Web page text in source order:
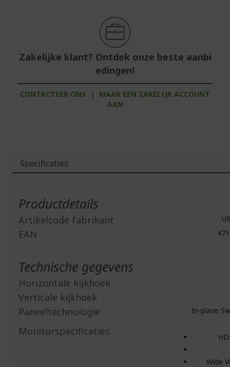
Zakelijke klant? Ontdek onze beste aanbi
edingen!
CONTACTEER ONS |
MAAK EEN ZAKELIJK ACCOUNT
AAN
Specificaties
Productdetails
Artikelcode fabrikant
EAN
Technische gegevens
Horizontale kijkhoek
Verticale kijkhoek
Paneeltechnologie
In-plane
Monitorspecificaties
Wide